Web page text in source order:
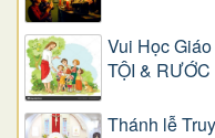
Vui Học
TỘI & RƯỚC
Thánh lễ